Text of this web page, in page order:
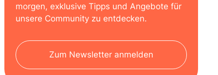
morgen, exklusive Tipps und Angebote für
unsere Community zu entdecken.
Zum Newsletter anmelden